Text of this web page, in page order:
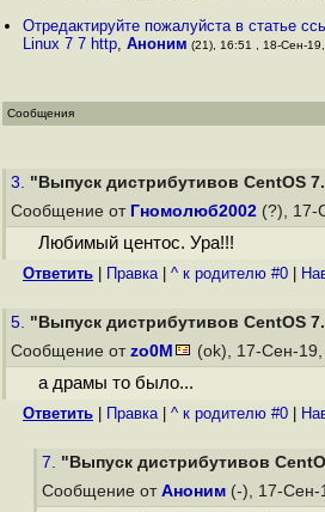
Отредактируйте пожалуйста в статье
Linux 7 7 http,Аноним (21), 16:51 , 18-Сен-
Сообщения
3. "Выпуск дистрибутивов CentOS
Сообщение от Гномолюб2002 (?), 17-
Любимый центос. Ура!!!
Ответить Правка| ^ к родителю #0
5. "Выпуск дистрибутивов CentOS
Сообщение от zo0M (ok), 17-Сен-19,
а драмы то было...
Ответить Правка| ^ к родителю #0
7. "Выпуск дистрибутивов
Сообщение от Аноним (-), 17-Сен-